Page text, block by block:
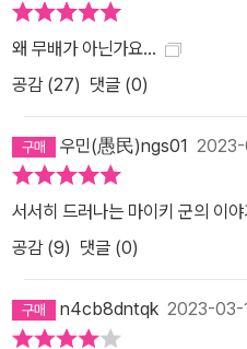
왜 무배가 아닌가요…
공감 (27) 댓글 (0)
우민(愚民)ngs01
서서히 드러나는 마이키 군의 이
공감 (9) 댓글 (0)
n4cb8dntqk 2023-03-